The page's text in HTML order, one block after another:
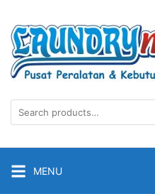
content
Search
for:
MENU